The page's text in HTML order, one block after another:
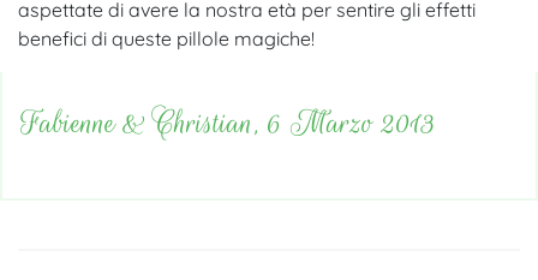
aspettate di avere la nostra età per sentire gli effetti
benefici di queste pillole magiche!
Fabienne & Christian, 6 Marzo 2013